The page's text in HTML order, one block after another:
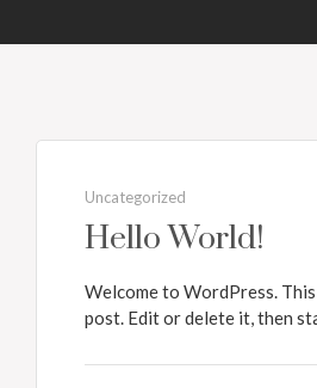
Uncategorized
Hello World!
Welcome to WordPress.
post. Edit or delete it, then